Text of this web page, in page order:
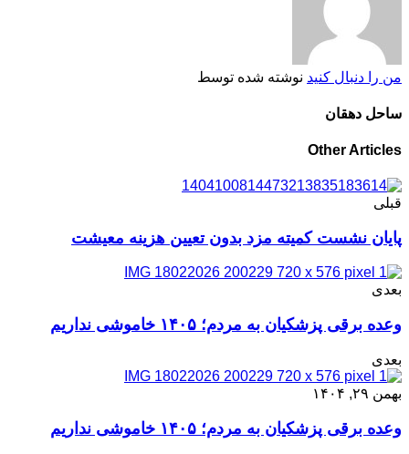
من را دنبال کنید نوشته شده توسط
ساحل دهقان
Other Articles
قبلی
پایان نشست کمیته مزد بدون تعیین هزینه معیشت
بعدی
وعده برقی پزشکیان به مردم؛ ۱۴۰۵ خاموشی نداریم
بعدی
بهمن ۲۹, ۱۴۰۴
وعده برقی پزشکیان به مردم؛ ۱۴۰۵ خاموشی نداریم